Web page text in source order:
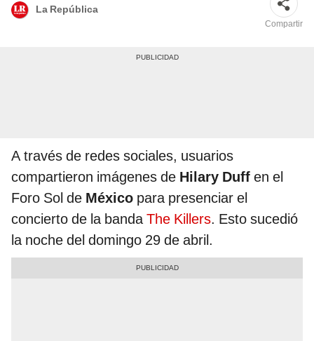
La República
Compartir
A través de redes sociales, usuarios
compartieron imágenes de Hilary Duff en el
Foro Sol de México para presenciar el
concierto de la bandaThe Killers. Esto sucedió
la noche del domingo 29 de abril.